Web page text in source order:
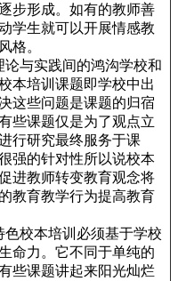
步形成。如有的教师善
学生就可以开展情感教
格。
与实践间的鸿沟学校和
本培训课题即学校中出
这些问题是课题的归宿
些课题仅是为了观点立
行研究最终服务于课
强的针对性所以说校本
进教师转变教育观念将
教育教学行为提高教育
校本培训必须基于学校
命力。它不同于单纯的
些课题讲起来阳光灿烂